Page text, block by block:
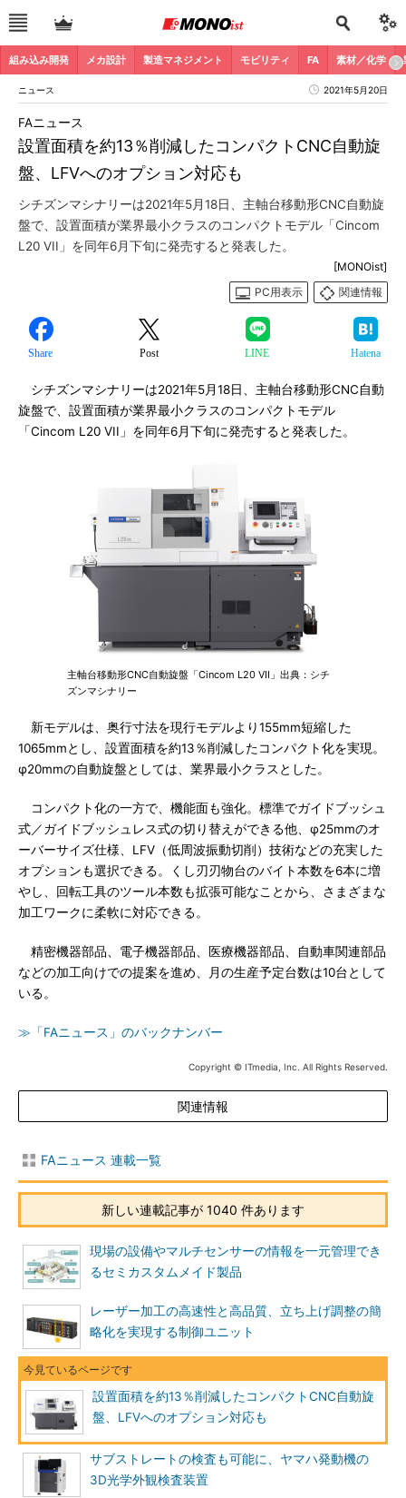
組み込み開発 メカ設計 製造マネジメント モビリティ FA 素材／化学
ニュース 2021年5月20日
設置面積を約13％削減したコンパクトCNC自動旋
盤、LFVへのオプション対応も
FAニュース
シチズンマシナリーは2021年5月18日、主軸台移動形CNC自動旋
盤で、設置面積が業界最小クラスのコンパクトモデル「Cincom
L20 VII」を同年6月下旬に発売すると発表した。
[MONOist]
PC用表示
関連情報
Share Post LINE Hatena
シチズンマシナリーは2021年5月18日、主軸台移動形CNC自動
旋盤で、設置面積が業界最小クラスのコンパクトモデル
「Cincom L20 VII」を同年6月下旬に発売すると発表した。
主軸台移動形CNC自動旋盤「Cincom L20 VII」出典：シチ
ズンマシナリー
新モデルは、奥行寸法を現行モデルより155mm短縮した
1065mmとし、設置面積を約13％削減したコンパクト化を実現。
φ20mmの自動旋盤としては、業界最小クラスとした。
コンパクト化の一方で、機能面も強化。標準でガイドブッシュ
式／ガイドブッシュレス式の切り替えができる他、φ25mmのオ
ーバーサイズ仕様、LFV（低周波振動切削）技術などの充実した
オプションも選択できる。くし刃刃物台のバイト本数を6本に増
やし、回転工具のツール本数も拡張可能なことから、さまざまな
加工ワークに柔軟に対応できる。
精密機器部品、電子機器部品、医療機器部品、自動車関連部品
などの加工向けでの提案を進め、月の生産予定台数は10台として
いる。
≫「FAニュース」のバックナンバー
Copyright © ITmedia, Inc. All Rights Reserved.
関連情報
FAニュース 連載一覧
新しい連載記事が 1040 件あります
現場の設備やマルチセンサーの情報を一元管理でき
るセミカスタムメイド製品
レーザー加工の高速性と高品質、立ち上げ調整の簡
略化を実現する制御ユニット
設置面積を約13％削減したコンパクトCNC自動旋
盤、LFVへのオプション対応も
サブストレートの検査も可能に、ヤマハ発動機の
3D光学外観検査装置